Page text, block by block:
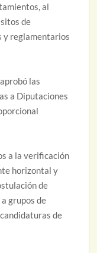
al
de
y reglamentarios
las
a Diputaciones
a la verificación
horizontal y
de
grupos de
de